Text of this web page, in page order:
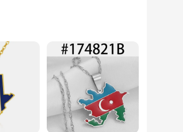
and style make these sleeping bags
to provide you with the ultimate
vendors and suppliers. The set includes
easy to transport, making them an ideal